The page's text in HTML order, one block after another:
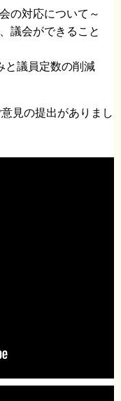
の対応について～
議会ができること
と議員定数の削減
見の提出がありまし